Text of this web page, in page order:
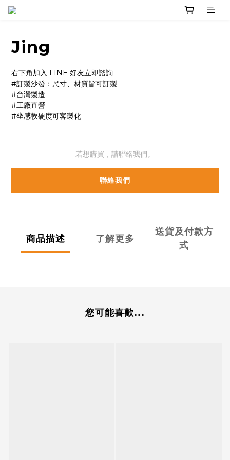
Jing
右下角加入 LINE 好友立即諮詢
#訂製沙發：尺寸、材質皆可訂製
#台灣製造
#工廠直營
#坐感軟硬度可客製化
若想購買，請聯絡我們。
聯絡我們
商品描述 了解更多
送貨及付款方
式
您可能喜歡...